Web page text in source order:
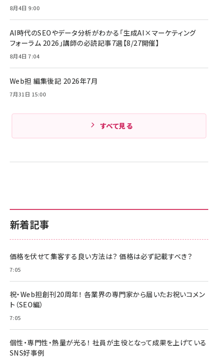
新着記事
価格を伏せて集客する良い方法は？ 価格は必ず記載すべき？
7:05
祝・Web担創刊20周年！ 各業界の専門家から届いたお祝いコメン
ト（SEO編）
7:05
個性・専門性・熱量が光る！ 社員が主役となって成果を上げている
SNS好事例
8月4日 9:00
AI時代のSEOやデータ分析がわかる「生成AI×マーケティング
フォーラム 2026」講師の必読記事7選【8/27開催】
8月4日 7:04
Web担 編集後記 2026年7月
7月31日 15:00
すべて見る